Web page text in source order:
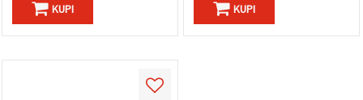
KUPI KUPI